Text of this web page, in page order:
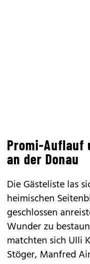
Promi-Auflauf
an der Donau
Die Gästeliste las
heimischen
geschlossen
Wunder zu
matchten sich Ulli
Stöger, Manfred